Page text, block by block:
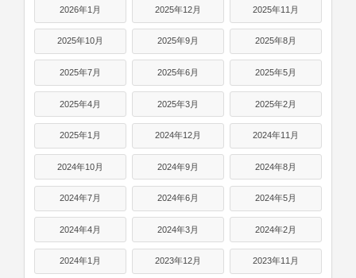
2026年1月 2025年12月 2025年11月
2025年10月 2025年9月 2025年8月
2025年7月 2025年6月 2025年5月
2025年4月 2025年3月 2025年2月
2025年1月 2024年12月 2024年11月
2024年10月 2024年9月 2024年8月
2024年7月 2024年6月 2024年5月
2024年4月 2024年3月 2024年2月
2024年1月 2023年12月 2023年11月